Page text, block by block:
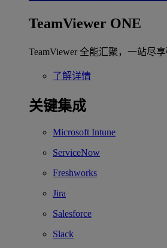
TeamViewer ONE
TeamViewer 全能汇聚，一站尽享
了解详情
关键集成
Microsoft Intune
ServiceNow
Freshworks
Jira
Salesforce
Slack